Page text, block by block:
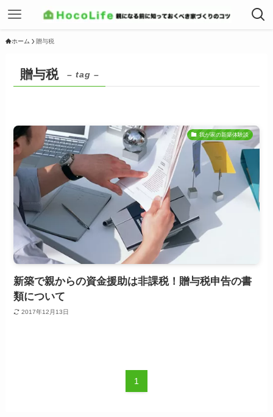
ホーム 贈与税
贈与税 – tag –
我が家の新築体験談
新築で親からの資金援助は非課税！贈与税申告の書
類について
2017年12月13日
1